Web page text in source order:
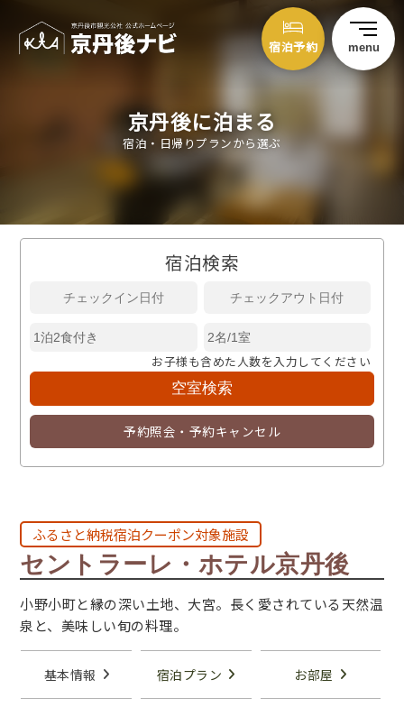
宿泊予約 menu
京丹後に泊まる
宿泊・日帰りプランから選ぶ
宿泊検索
お子様も含めた人数を入力してください
予約照会・予約キャンセル
ふるさと納税宿泊クーポン対象施設
セントラーレ・ホテル京丹後
小野小町と縁の深い土地、大宮。長く愛されている天然温
泉と、美味しい旬の料理。
基本情報 宿泊プラン お部屋